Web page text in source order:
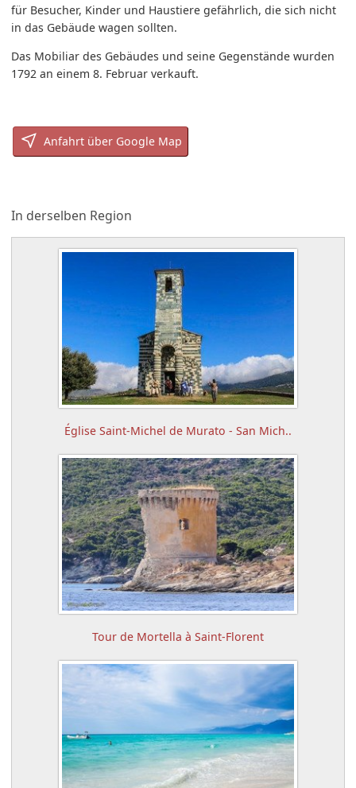
für Besucher, Kinder und Haustiere gefährlich, die sich nicht
in das Gebäude wagen sollten.
Das Mobiliar des Gebäudes und seine Gegenstände wurden
1792 an einem 8. Februar verkauft.
Anfahrt über Google Map
In derselben Region
Église Saint-Michel de Murato - San Mich..
Tour de Mortella à Saint-Florent